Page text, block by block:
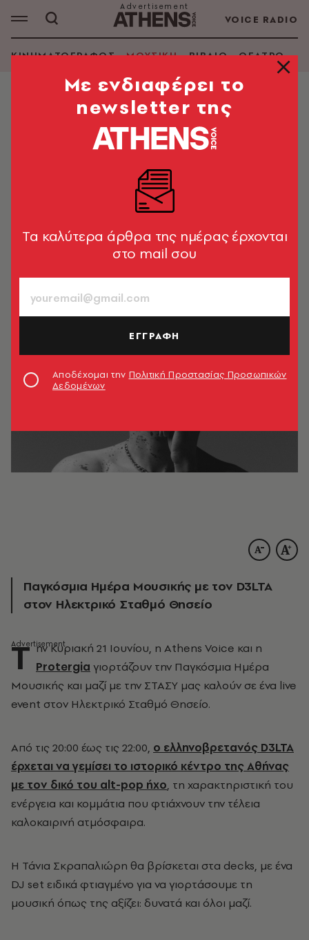
VOICE RADIO
ΚΙΝΗΜΑΤΟΓΡΑΦΟΣ ΜΟΥΣΙΚΗ ΒΙΒΛΙΟ ΘΕΑΤΡΟ -
Η Athens Voice γιορτάζει την
Παγκόσμια Ημέρα Μουσικής με τον
D3LTA στο Θησείο
Την Κυριακή 21 Ιουνίου δίνουμε ραντεβού από τις
Παγκόσμια Ημέρα Μουσικής με τον D3LTA
στον Ηλεκτρικό Σταθμό Θησείο
Τ ην Κυριακή 21 Ιουνίου, η Athens Voice και η
Protergia γιορτάζουν την Παγκόσμια Ημέρα
Μουσικής και μαζί με την ΣΤΑΣΥ μας καλούν σε ένα live
event στον Ηλεκτρικό Σταθμό Θησείο.
Από τις 20:00 έως τις 22:00, ο ελληνοβρετανός D3LTA
έρχεται να γεμίσει το ιστορικό κέντρο της Αθήνας
με τον δικό του alt-pop ήχο, τη χαρακτηριστική του
ενέργεια και κομμάτια που φτιάχνουν την τέλεια
καλοκαιρινή ατμόσφαιρα.
Η Τάνια Σκραπαλιώρη θα βρίσκεται στα decks, με ένα
DJ set ειδικά φτιαγμένο για να γιορτάσουμε τη
μουσική όπως της αξίζει: δυνατά και όλοι μαζί.
Mε ενδιαφέρει το
newsletter της
Tα καλύτερα άρθρα της ημέρας έρχονται
στο mail σου
ΕΓΓΡΑΦΗ
Αποδέχομαι την Πολιτική Προστασίας Προσωπικών
Δεδομένων